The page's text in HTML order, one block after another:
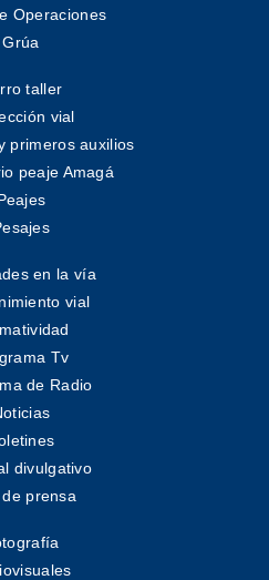
Operaciones
Grúa
taller
vial
primeros auxilios
peaje Amagá
en la vía
vial
Tv
de Radio
divulgativo
prensa